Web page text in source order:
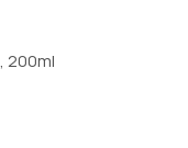
, 200ml